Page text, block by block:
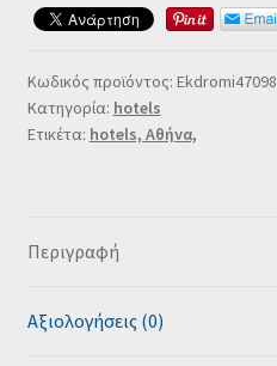
Κωδικός προϊόντος: Ekdromi47098
Κατηγορία: hotels
Ετικέτα: hotels, Αθήνα,
Περιγραφή
Αξιολογήσεις (0)